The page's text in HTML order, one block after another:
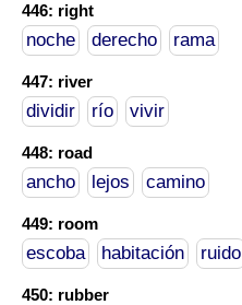
446: right
noche derecho rama
447: river
dividir río vivir
448: road
ancho lejos camino
449: room
escoba habitación ruido
450: rubber